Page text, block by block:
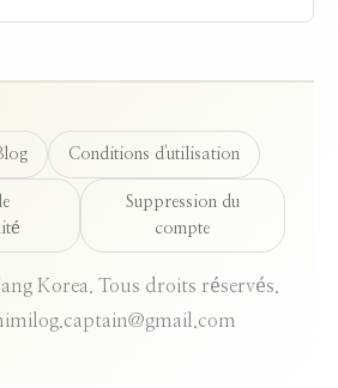
Conditions d'utilisation
Suppression du
compte
Korea. Tous droits réservés.